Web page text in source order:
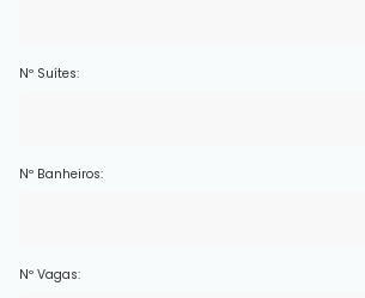
Nº Suítes:
Nº Banheiros:
Nº Vagas: